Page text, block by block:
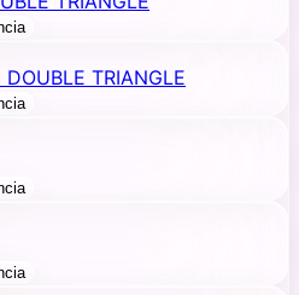
TRIANGLE